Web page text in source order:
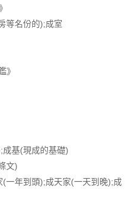
等名份的);成室
》
基(現成的基礎)
文)
一年到頭);成天家(一天到晚);成